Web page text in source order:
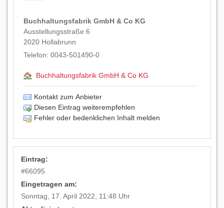
Buchhaltungsfabrik GmbH & Co KG
Ausstellungsstraße 6
2020 Hollabrunn
Telefon: 0043-501490-0
Buchhaltungsfabrik GmbH & Co KG
Kontakt zum Anbieter
Diesen Eintrag weiterempfehlen
Fehler oder bedenklichen Inhalt melden
Eintrag:
#66095
Eingetragen am:
Sonntag, 17. April 2022, 11:48 Uhr